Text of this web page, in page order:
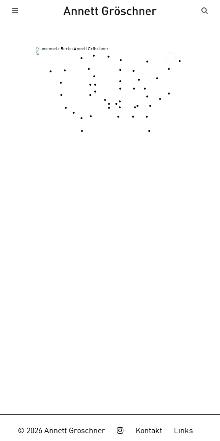
© 2026 Annett Gröschner Kontakt Links